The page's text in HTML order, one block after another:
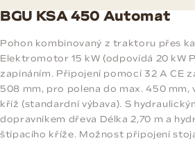
BGU KSA 450 Automat
Pohon kombinovaný z traktoru přes
Elektromotor 15 kW (odpovídá 20 kW
zapínáním. Připojení pomocí 32 A CE
508 mm, pro polena do max. 450 mm,
kříž (standardní výbava). S
dopravníkem dřeva Délka 2,70 m a
štípacího kříže. Možnost připojení